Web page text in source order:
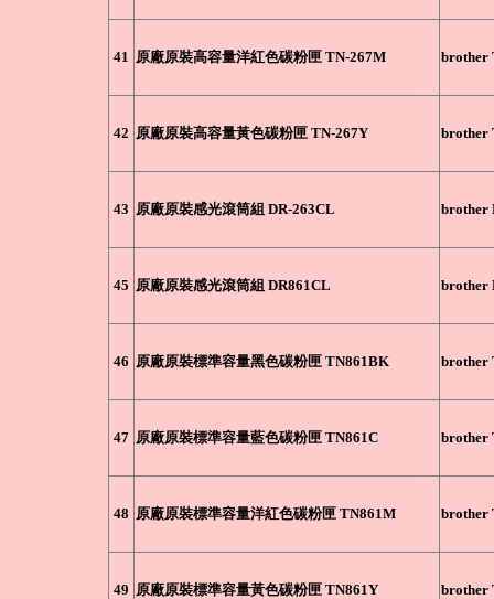
41 原廠原裝高容量洋紅色碳粉匣 TN-267M brother
42 原廠原裝高容量黃色碳粉匣 TN-267Y brother
43 原廠原裝感光滾筒組 DR-263CL brother
45 原廠原裝感光滾筒組 DR861CL brother
46 原廠原裝標準容量黑色碳粉匣 TN861BK brother
47 原廠原裝標準容量藍色碳粉匣 TN861C brother
48 原廠原裝標準容量洋紅色碳粉匣 TN861M brother
49 原廠原裝標準容量黃色碳粉匣 TN861Y brother